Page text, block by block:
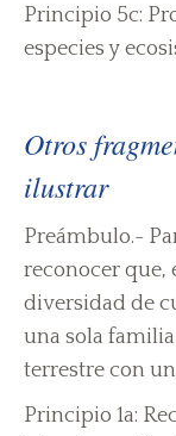
Principio 5c:
especies y
Otros
ilustrar
Preámbulo.-
reconocer que,
diversidad de
una sola
terrestre con
Principio 1a: